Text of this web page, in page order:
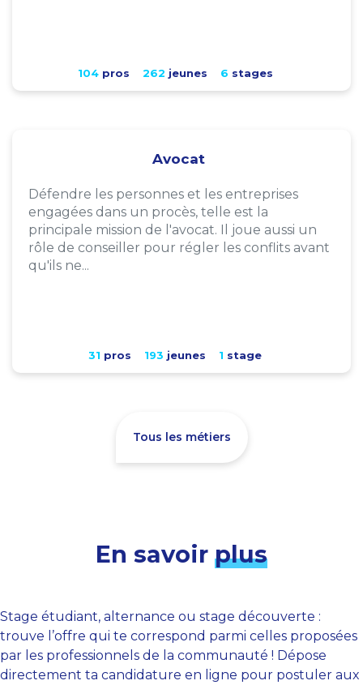
104pros 262 jeunes 6 stages
Avocat
Défendre les personnes et les entreprises
engagées dans un procès, telle est la
principale mission de l'avocat. Il joue aussi un
rôle de conseiller pour régler les conflits avant
qu'ils ne...
31 pros 193 jeunes 1 stage
Tous les métiers
En savoir plus
Stage étudiant, alternance ou stage découverte :
trouve l’offre qui te correspond parmi celles proposées
par les professionnels de la communauté ! Dépose
directement ta candidature en ligne pour postuler aux